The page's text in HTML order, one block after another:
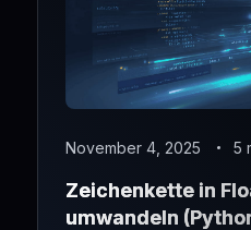
November 4, 2025 5
Zeichenkette in
umwandeln